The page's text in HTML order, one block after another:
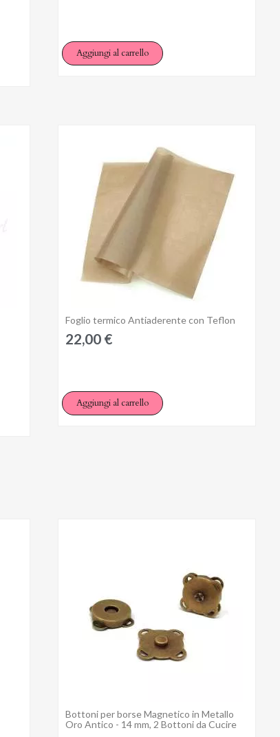
Aggiungi al carrello
Anteprima
Foglio termico Antiaderente con Teflon
22,00 €
Aggiungi al carrello
Anteprima
Bottoni per borse Magnetico in Metallo
Oro Antico - 14 mm, 2 Bottoni da Cucire